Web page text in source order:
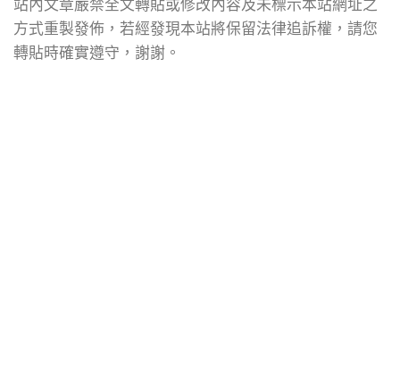
站內文章嚴禁全文轉貼或修改內容及未標示本站網址之
方式重製發佈，若經發現本站將保留法律追訴權，請您
轉貼時確實遵守，謝謝。